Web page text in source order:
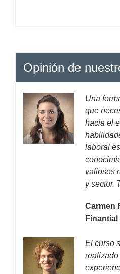
Opinión de
Una
que
hacia el
laboral
valiosos
y sector.
Carmen
El curso